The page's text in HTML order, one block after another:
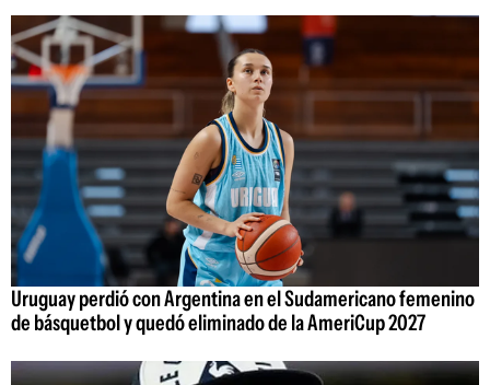
Uruguay perdió con Argentina en el Sudamericano femenino
de básquetbol y quedó eliminado de la AmeriCup 2027